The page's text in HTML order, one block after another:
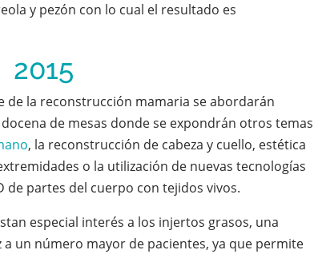
y pezón con lo cual el resultado es
2015
de la reconstrucción mamaria se abordarán
de mesas donde se expondrán otros temas
, la reconstrucción de cabeza y cuello, estética
o la utilización de nuevas tecnologías
partes del cuerpo con tejidos vivos.
especial interés a los injertos grasos, una
un número mayor de pacientes, ya que permite